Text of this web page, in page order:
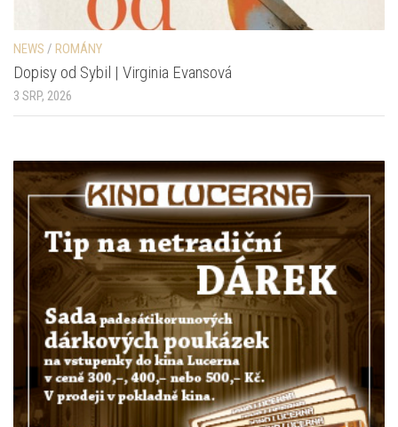
NEWS / ROMÁNY
Dopisy od Sybil | Virginia Evansová
3 SRP, 2026